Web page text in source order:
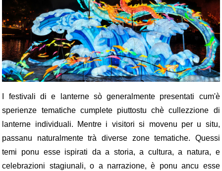
I festivali di e lanterne sò generalmente presentati cum'è
sperienze tematiche cumplete piuttostu chè cullezzione di
lanterne individuali. Mentre i visitori si movenu per u situ,
passanu naturalmente trà diverse zone tematiche. Quessi
temi ponu esse ispirati da a storia, a cultura, a natura, e
celebrazioni stagiunali, o a narrazione, è ponu ancu esse